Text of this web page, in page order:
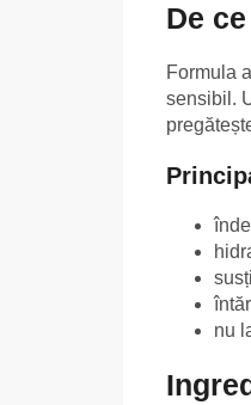
De
Formula
sensibil.
nu